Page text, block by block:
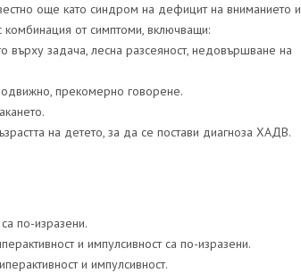
още като синдром на дефицит на вниманието и
от симптоми, включващи:
задача, лесна разсеяност, недовършване на
прекомерно говорене.
на детето, за да се постави диагноза ХАДВ.
по-изразени.
и импулсивност са по-изразени.
и импулсивност.